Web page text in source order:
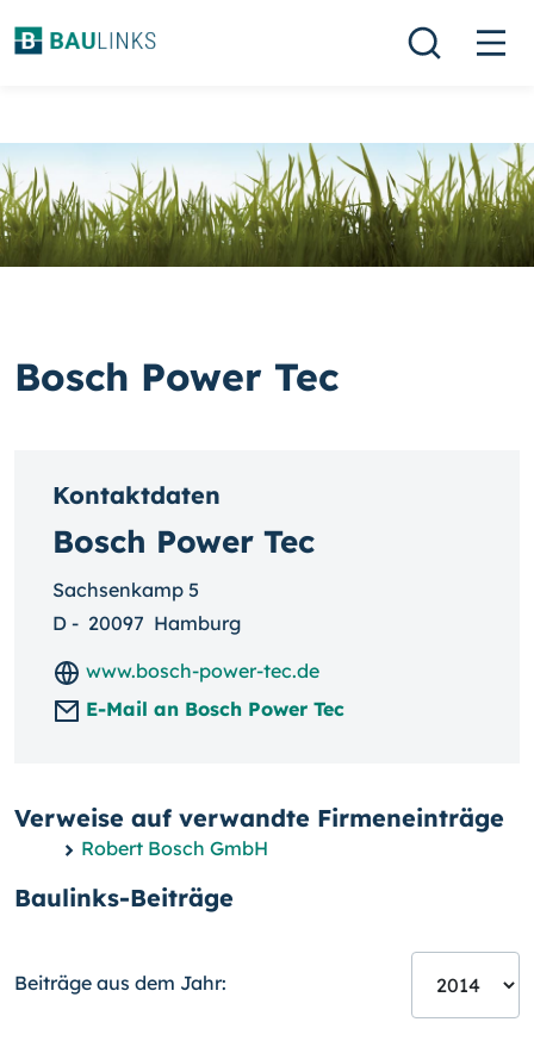
Bosch Power Tec
Kontaktdaten
Bosch Power Tec
Sachsenkamp 5
D - 20097 Hamburg
www.bosch-power-tec.de
E-Mail an Bosch Power Tec
Verweise auf verwandte Firmeneinträge
Robert Bosch GmbH
Baulinks-Beiträge
Beiträge aus dem Jahr: